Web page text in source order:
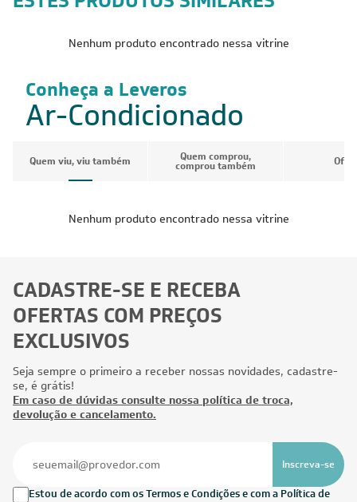
Nenhum produto encontrado nessa vitrine
Conheça a Leveros
Ar-Condicionado
Quem viu, viu também Quem comprou,
comprou também
Nenhum produto encontrado nessa vitrine
CADASTRE-SE E RECEBA
OFERTAS COM PREÇOS
EXCLUSIVOS
Seja sempre o primeiro a receber nossas novidades, cadastre-
se, é grátis!
Em caso de dúvidas consulte nossa política de troca,
devolução e cancelamento.
Inscreva-se
Estou de acordo com os Termos e Condições e com a Política de